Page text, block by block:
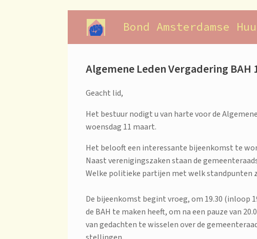
inhoud
Bond Amsterdamse
Algemene Leden Vergadering BAH
Geacht lid,
Het bestuur nodigt u van harte voor de
woensdag 11 maart.
Het belooft een interessante bijeenkomst te
Naast verenigingszaken staan de
Welke politieke partijen met welk standpunten
De bijeenkomst begint vroeg, om 19.30 (inloop
de BAH te maken heeft, om na een pauze van
van gedachten te wisselen over de